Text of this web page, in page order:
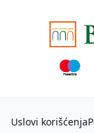
Uslovi korišćenja